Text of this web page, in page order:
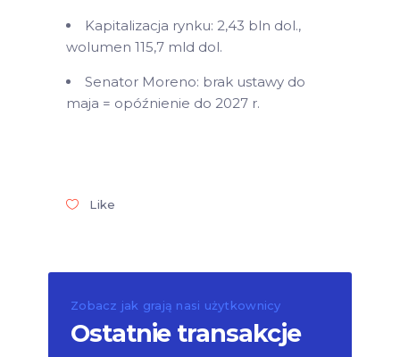
Kapitalizacja rynku: 2,43 bln dol.,
wolumen 115,7 mld dol.
Senator Moreno: brak ustawy do
maja = opóźnienie do 2027 r.
Like
Zobacz jak grają nasi użytkownicy
Ostatnie transakcje